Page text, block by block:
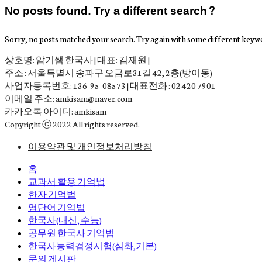
No posts found. Try a different search?
Sorry, no posts matched your search. Try again with some different
상호명: 암기쌤 한국사 | 대표: 김재원 |
주소 : 서울특별시 송파구 오금로31길 42, 2층(방이동)
사업자등록번호: 136-95-08573 | 대표전화 : 02 420 7901
이메일 주소: amkisam@naver.com
카카오톡 아이디: amkisam
Copyright ⓒ 2022 All rights reserved.
이용약관 및 개인정보처리방침
홈
교과서 활용 기억법
한자 기억법
영단어 기억법
한국사(내신, 수능)
공무원 한국사 기억법
한국사능력검정시험(심화,기본)
문의 게시판